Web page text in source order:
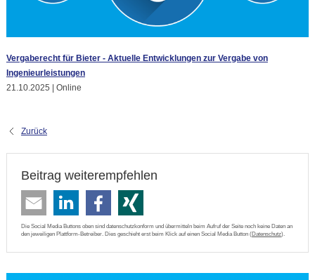
Vergaberecht für Bieter - Aktuelle Entwicklungen zur Vergabe von
Ingenieurleistungen
21.10.2025 | Online
Zurück
Beitrag weiterempfehlen
Die Social Media Buttons oben sind datenschutzkonform und übermitteln beim Aufruf der Seite noch keine Daten an
den jeweiligen Plattform-Betreiber. Dies geschieht erst beim Klick auf einen Social Media Button (Datenschutz).